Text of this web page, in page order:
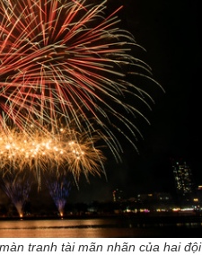
tranh tài mãn nhãn của hai đội